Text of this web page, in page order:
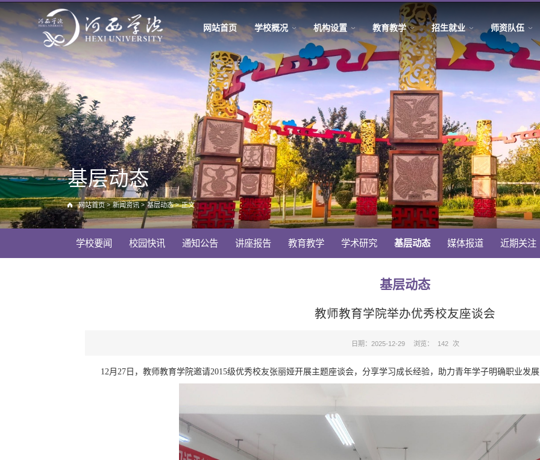
网站首页 学校概况 机构设置 教育教学 招生就业 师资队伍
基层动态
网站首页 > 新闻资讯 > 基层动态 > 正文
学校要闻 校园快讯 通知公告 讲座报告 教育教学 学术研究 基层动态 媒体报道 近期关注
基层动态
教师教育学院举办优秀校友座谈会
日期：2025-12-29 浏览： 142 次
12月27日， 教师教育学院邀请2015级优秀校友张丽娅开展主题座谈会，分享学习成长经验，助力青年学子明确职业发